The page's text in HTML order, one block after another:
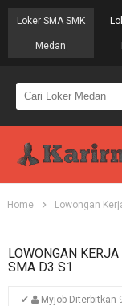
Loker SMA SMK
Medan
Home Lowongan
LOWONGAN
SMA D3 S1
✔ Myjob Diterbitkan